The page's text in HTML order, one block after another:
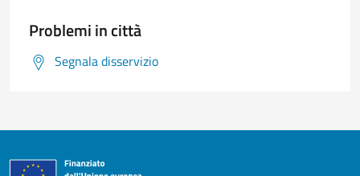
Problemi in città
Segnala disservizio